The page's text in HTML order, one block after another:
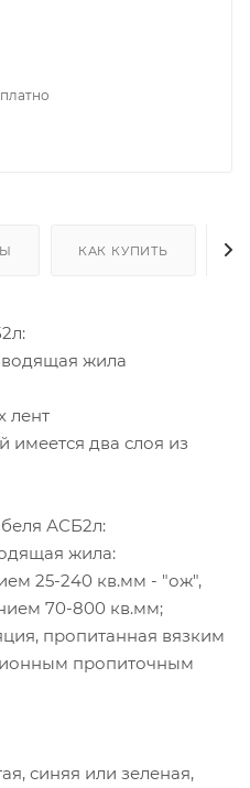
КАК КУПИТЬ
жила
лент
два слоя из
АСБ2л:
жила:
25-240 кв.мм - "ож",
70-800 кв.мм;
пропитанная вязким
пропиточным
синяя или зеленая,